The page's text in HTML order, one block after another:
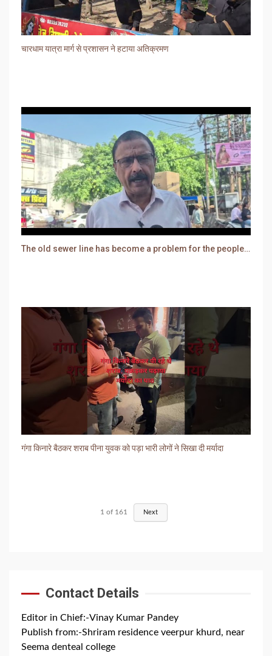
चारधाम यात्रा मार्ग से प्रशासन ने हटाया अतिक्रमण
The old sewer line has become a problem for the people. Sewer water is entering people's houses.
गंगा किनारे बैठकर शराब पीना युवक को पड़ा भारी लोगों ने सिखा दी मर्यादा
1 of 161 Next
Contact Details
Editor in Chief:-Vinay Kumar Pandey
Publish from:-Shriram residence veerpur khurd, near
Seema denteal college